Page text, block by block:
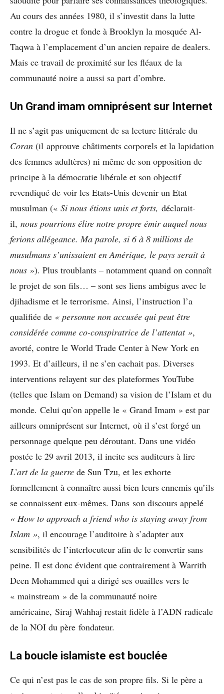
Au cours des années 1980, il s’investit dans la lutte
contre la drogue et fonde à Brooklyn la mosquée Al-
Taqwa à l’emplacement d’un ancien repaire de dealers.
Mais ce travail de proximité sur les fléaux de la
communauté noire a aussi sa part d’ombre.
Un Grand imam omniprésent sur Internet
Il ne s’agit pas uniquement de sa lecture littérale du
Coran (il approuve châtiments corporels et la lapidation
des femmes adultères) ni même de son opposition de
principe à la démocratie libérale et son objectif
revendiqué de voir les Etats-Unis devenir un Etat
musulman (« Si nous étions unis et forts, déclarait-
il, nous pourrions élire notre propre émir auquel nous
ferions allégeance. Ma parole, si 6 à 8 millions de
musulmans s’unissaient en Amérique, le pays serait à
nous »). Plus troublants – notamment quand on connaît
le projet de son fils… – sont ses liens ambigus avec le
djihadisme et le terrorisme. Ainsi, l’instruction l’a
qualifiée de « personne non accusée qui peut être
considérée comme co-conspiratrice de l’attentat »,
avorté, contre le World Trade Center à New York en
1993. Et d’ailleurs, il ne s’en cachait pas. Diverses
interventions relayent sur des plateformes YouTube
(telles que Islam on Demand) sa vision de l’Islam et du
monde. Celui qu’on appelle le « Grand Imam » est par
ailleurs omniprésent sur Internet, où il s’est forgé un
personnage quelque peu déroutant. Dans une vidéo
postée le 29 avril 2013, il incite ses auditeurs à lire
L’art de la guerre de Sun Tzu, et les exhorte
formellement à connaître aussi bien leurs ennemis qu’ils
se connaissent eux-mêmes. Dans son discours appelé
« How to approach a friend who is staying away from
Islam », il encourage l’auditoire à s’adapter aux
sensibilités de l’interlocuteur afin de le convertir sans
peine. Il est donc évident que contrairement à Warrith
Deen Mohammed qui a dirigé ses ouailles vers le
« mainstream » de la communauté noire
américaine, Siraj Wahhaj restait fidèle à l’ADN radicale
de la NOI du père fondateur.
La boucle islamiste est bouclée
Ce qui n’est pas le cas de son propre fils. Si le père a